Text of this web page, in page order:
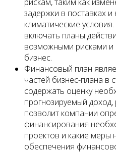
рискам, таким как
задержки в поставках
климатические
включать планы
возможными рисками и
бизнес.
Финансовый план
частей бизнес-плана в
содержать оценку
прогнозируемый
позволит компании
финансирования
проектов и какие меры
обеспечения